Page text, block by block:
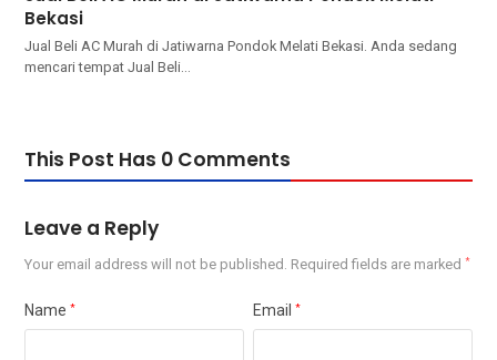
Bekasi
Jual Beli AC Murah di Jatiwarna Pondok Melati Bekasi. Andа ѕеdаng
mencari tempat Jual Beli…
This Post Has 0 Comments
Leave a Reply
Your email address will not be published. Required fields are marked*
Name* Email*